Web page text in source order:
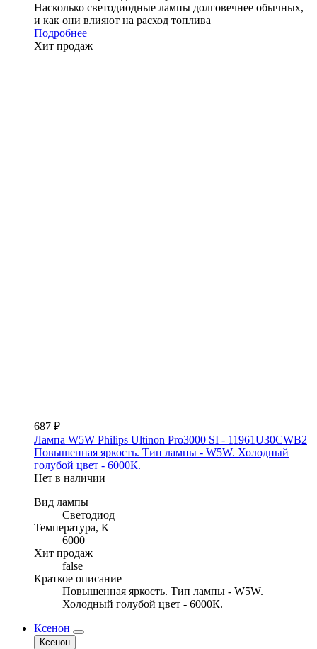
Насколько светодиодные лампы долговечнее обычных,
и как они влияют на расход топлива
Подробнее
Хит продаж
687 ₽
Лампа W5W Philips Ultinon Pro3000 SI - 11961U30CWB2
Повышенная яркость. Тип лампы - W5W. Холодный
голубой цвет - 6000К.
Нет в наличии
Вид лампы
Светодиод
Температура, К
6000
Хит продаж
false
Краткое описание
Повышенная яркость. Тип лампы - W5W.
Холодный голубой цвет - 6000К.
Ксенон
Ксенон